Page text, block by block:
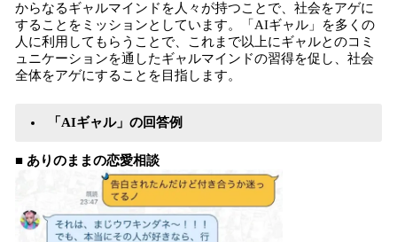
からなるギャルマインドを人々が持つことで、社会をアゲに
することをミッションとしています。「AIギャル」を多くの
人に利用してもらうことで、これまで以上にギャルとのコミ
ュニケーションを通したギャルマインドの習得を促し、社会
全体をアゲにすることを目指します。
「AIギャル」の回答例
■ ありのままの恋愛相談